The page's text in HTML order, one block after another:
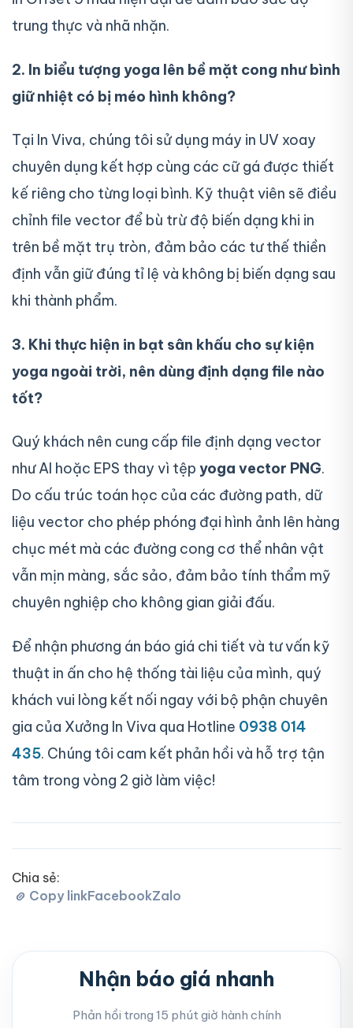
trung thực và nhã nhặn.
2. In biểu tượng yoga lên bề mặt cong như bình
giữ nhiệt có bị méo hình không?
Tại In Viva, chúng tôi sử dụng máy in UV xoay
chuyên dụng kết hợp cùng các cữ gá được thiết
kế riêng cho từng loại bình. Kỹ thuật viên sẽ điều
chỉnh file vector để bù trừ độ biến dạng khi in
trên bề mặt trụ tròn, đảm bảo các tư thế thiền
định vẫn giữ đúng tỉ lệ và không bị biến dạng sau
khi thành phẩm.
3. Khi thực hiện in bạt sân khấu cho sự kiện
yoga ngoài trời, nên dùng định dạng file nào
tốt?
Quý khách nên cung cấp file định dạng vector
như AI hoặc EPS thay vì tệp yoga vector PNG.
Do cấu trúc toán học của các đường path, dữ
liệu vector cho phép phóng đại hình ảnh lên hàng
chục mét mà các đường cong cơ thể nhân vật
vẫn mịn màng, sắc sảo, đảm bảo tính thẩm mỹ
chuyên nghiệp cho không gian giải đấu.
Để nhận phương án báo giá chi tiết và tư vấn kỹ
thuật in ấn cho hệ thống tài liệu của mình, quý
khách vui lòng kết nối ngay với bộ phận chuyên
gia của Xưởng In Viva qua Hotline 0938 014
435. Chúng tôi cam kết phản hồi và hỗ trợ tận
tâm trong vòng 2 giờ làm việc!
Chia sẻ:
Copy linkFacebookZalo
Nhận báo giá nhanh
Phản hồi trong 15 phút giờ hành chính